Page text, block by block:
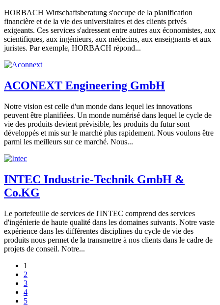
HORBACH Wirtschaftsberatung s'occupe de la planification
financière et de la vie des universitaires et des clients privés
exigeants. Ces services s'adressent entre autres aux économistes, aux
scientifiques, aux ingénieurs, aux médecins, aux enseignants et aux
juristes. Par exemple, HORBACH répond...
ACONEXT Engineering GmbH
Notre vision est celle d'un monde dans lequel les innovations
peuvent être planifiées. Un monde numérisé dans lequel le cycle de
vie des produits devient prévisible, les produits du futur sont
développés et mis sur le marché plus rapidement. Nous voulons être
parmi les meilleurs sur ce marché. Nous...
INTEC Industrie-Technik GmbH &
Co.KG
Le portefeuille de services de l'INTEC comprend des services
d'ingénierie de haute qualité dans les domaines suivants. Notre vaste
expérience dans les différentes disciplines du cycle de vie des
produits nous permet de la transmettre à nos clients dans le cadre de
projets de conseil. Notre...
1
2
3
4
5